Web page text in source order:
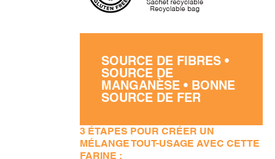
SOURCE DE FIBRES •
SOURCE DE
MANGANÈSE • BONNE
SOURCE DE FER
3 ÉTAPES POUR CRÉER UN
MÉLANGE TOUT-USAGE AVEC CETTE
FARINE :